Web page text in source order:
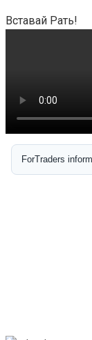
Вставай Рать!